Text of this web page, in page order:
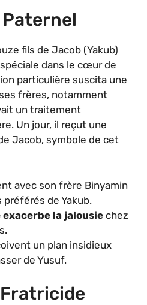
fils de Jacob (Yakub)
dans le cœur de
particulière suscita une
frères, notamment
un traitement
Un jour, il reçut une
Jacob, symbole de cet
avec son frère Binyamin
de Yakub.
la jalousie chez
un plan insidieux
de Yusuf.